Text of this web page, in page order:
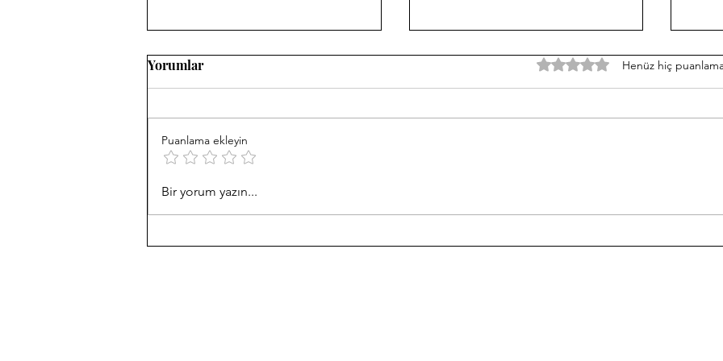
HERKES DERTLİ AMA
Yorumlar 5 üzerinden 0 yıldız
Henüz hiç
Puanlama ekleyin
Bir yorum yazın...